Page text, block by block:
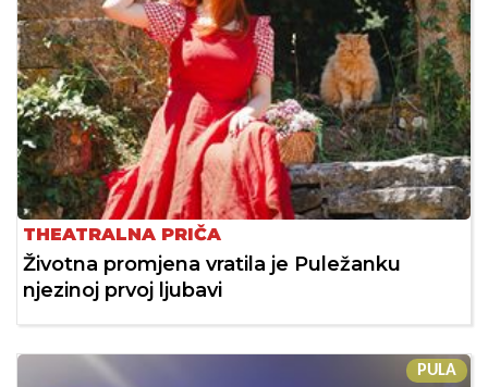
THEATRALNA PRIČA
Životna promjena vratila je Puležanku
njezinoj prvoj ljubavi
PULA